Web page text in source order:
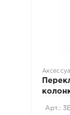
Арт.: